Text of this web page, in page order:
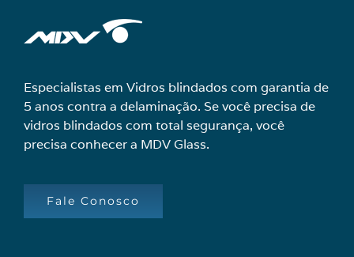
Especialistas em Vidros blindados com garantia de
5 anos contra a delaminação. Se você precisa de
vidros blindados com total segurança, você
precisa conhecer a MDV Glass.
Fale Conosco